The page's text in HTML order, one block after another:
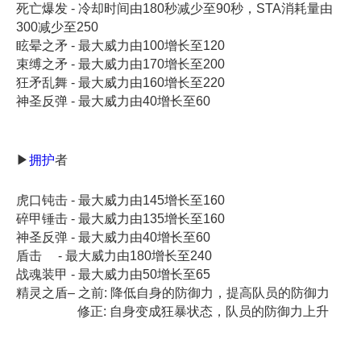
死亡爆发 - 冷却时间由180秒减少至90秒，STA消耗量由
300减少至250
眩晕之矛 - 最大威力由100增长至120
束缚之矛 - 最大威力由170增长至200
狂矛乱舞 - 最大威力由160增长至220
神圣反弹 - 最大威力由40增长至60
▶拥护者
虎口钝击 - 最大威力由145增长至160
碎甲锤击 - 最大威力由135增长至160
神圣反弹 - 最大威力由40增长至60
盾击 - 最大威力由180增长至240
战魂装甲 - 最大威力由50增长至65
精灵之盾– 之前: 降低自身的防御力，提高队员的防御力
修正: 自身变成狂暴状态，队员的防御力上升